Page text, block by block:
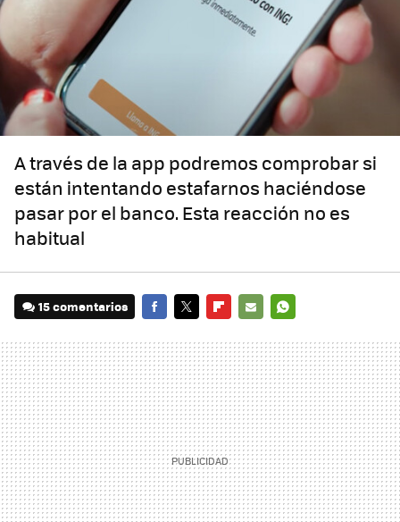
A través de la app podremos comprobar si
están intentando estafarnos haciéndose
pasar por el banco. Esta reacción no es
habitual
15 comentarios
MAIL